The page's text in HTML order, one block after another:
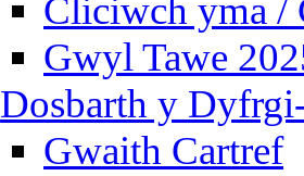
Cliciwch yma /
Gwyl Tawe
Dosbarth y
Gwaith Cartref